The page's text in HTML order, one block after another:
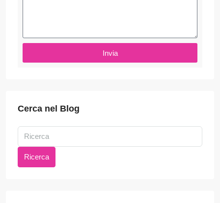
Invia
Cerca nel Blog
Ricerca